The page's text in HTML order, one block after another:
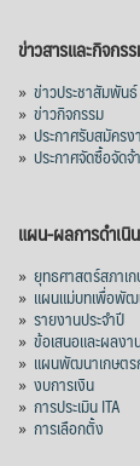
ข่าวสารและกิจกร
» ข่าวประชาสัมพันธ์
» ข่าวกิจกรรม
» ประกาศรับสมัคร
» ประกาศจัดซื้อจัดจ้
แผน-ผลการดำเนิ
» ยุทธศาสตร์สภาเ
» แผนแม่บทเพื่อพั
» รายงานประจำปี
» ข้อเสนอและผลง
» แผนพัฒนาเกษตร
» งบการเงิน
» การประเมิน ITA
» การเลือกตั้ง